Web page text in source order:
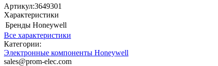
Артикул:3649301
Характеристики
Бренды Honeywell
Все характеристики
Категории:
Электронные компоненты Honeywell
sales@prom-elec.com